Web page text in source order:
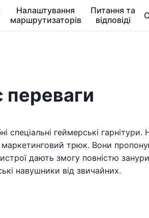
Налаштування
маршрутизаторів
Питання та
відповіді
переваги
геймерські гарнітури.
маркетинговий трюк. Вони
дають змогу повністю
навушники від звичайних.